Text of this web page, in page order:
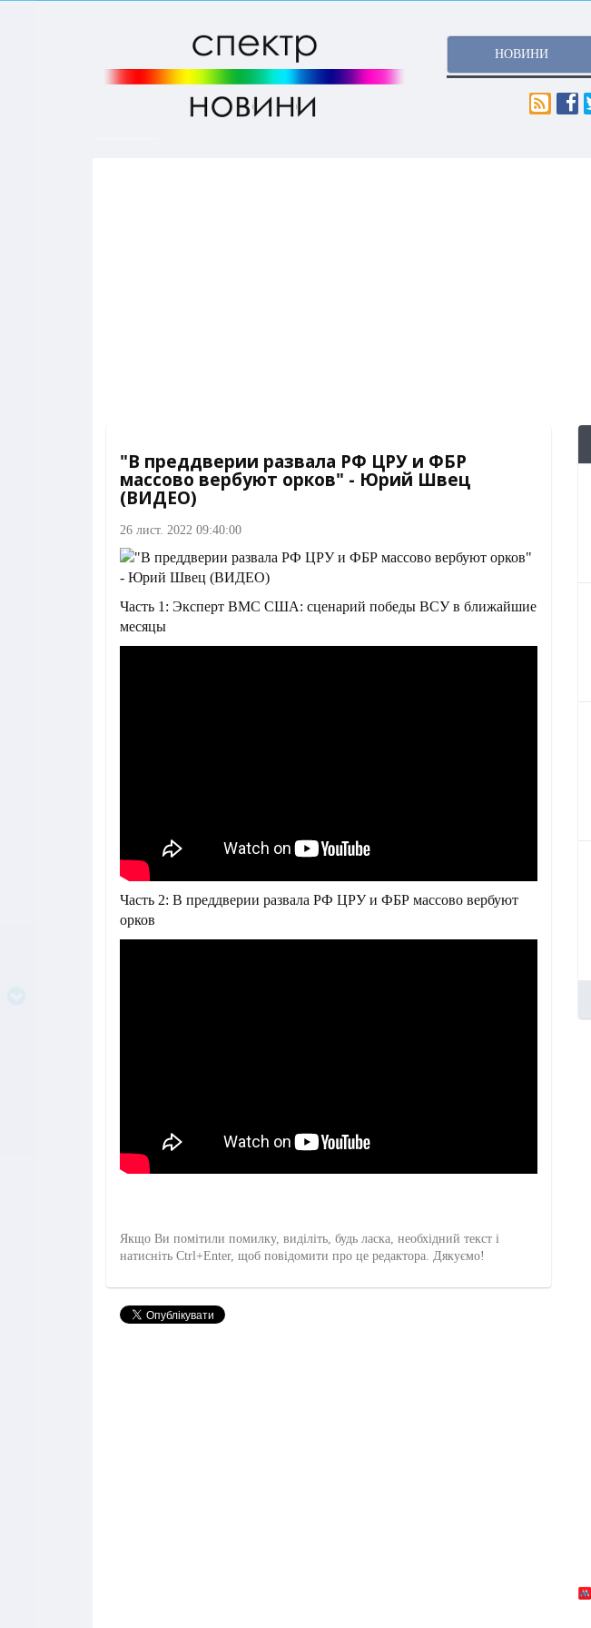
НОВИНИ
"В преддверии развала РФ ЦРУ и ФБР
массово вербуют орков" - Юрий Швец
(ВИДЕО)
26 лист. 2022 09:40:00
Часть 1: Эксперт ВМС США: сценарий победы ВСУ в ближайшие
месяцы
Часть 2: В преддверии развала РФ ЦРУ и ФБР массово вербуют
орков
Якщо Ви помітили помилку, виділіть, будь ласка, необхідний текст і
натисніть Ctrl+Enter, щоб повідомити про це редактора. Дякуємо!